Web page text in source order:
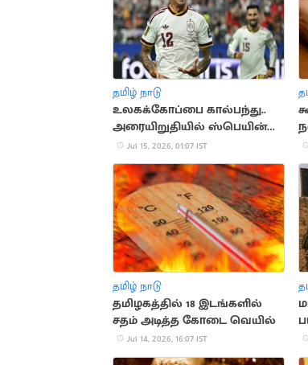
தமிழ் நாடு
உலகக்கோப்பை கால்பந்து..
அரையிறுதியில் ஸ்பெயின்
வெற்றி
Jul 15, 2026, 01:07 IST
தமிழ் நாடு
தமிழகத்தில் 18 இடங்களில்
சதம் அடித்த கோடை வெயில்
Jul 14, 2026, 16:07 IST